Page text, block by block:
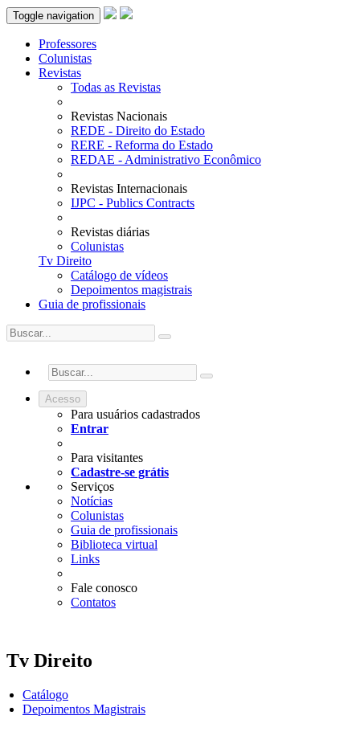
Toggle navigation
Professores
Colunistas
Revistas
Todas as Revistas
Revistas Nacionais
REDE - Direito do Estado
RERE - Reforma do Estado
REDAE - Administrativo Econômico
Revistas Internacionais
IJPC - Publics Contracts
Revistas diárias
Colunistas
Tv Direito
Catálogo de vídeos
Depoimentos magistrais
Guia de profissionais
Acesso
Para usuários cadastrados
Entrar
Para visitantes
Cadastre-se grátis
Serviços
Notícias
Colunistas
Guia de profissionais
Biblioteca virtual
Links
Fale conosco
Contatos
Tv Direito
Catálogo
Depoimentos Magistrais